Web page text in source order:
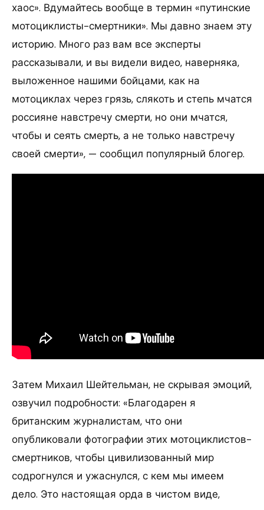
хаос». Вдумайтесь вообще в термин «путинские
мотоциклисты-смертники». Мы давно знаем эту
историю. Много раз вам все эксперты
рассказывали, и вы видели видео, наверняка,
выложенное нашими бойцами, как на
мотоциклах через грязь, слякоть и степь мчатся
россияне навстречу смерти, но они мчатся,
чтобы и сеять смерть, а не только навстречу
своей смерти», — сообщил популярный блогер.
Затем Михаил Шейтельман, не скрывая эмоций,
озвучил подробности: «Благодарен я
британским журналистам, что они
опубликовали фотографии этих мотоциклистов-
смертников, чтобы цивилизованный мир
содрогнулся и ужаснулся, с кем мы имеем
дело. Это настоящая орда в чистом виде,